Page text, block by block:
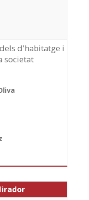
d'habitatge i
societat